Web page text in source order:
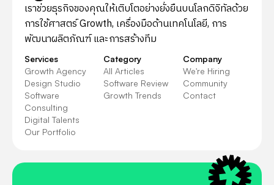
เราช่วยธุรกิจของคุณให้เติบโตอย่างยั่งยืนบนโลกดิจิทัลด้วย
การใช้ศาสตร์ Growth, เครื่องมือด้านเทคโนโลยี, การ
พัฒนาผลิตภัณฑ์ และการสร้างทีม
Services
Growth Agency
Design Studio
Software
Consulting
Digital Talents
Our Portfolio
Category
All Articles
Software Review
Growth Trends
Company
We're Hiring
Community
Contact